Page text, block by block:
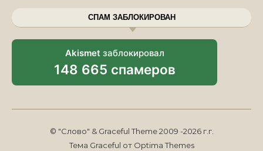
СПАМ ЗАБЛОКИРОВАН
Akismet заблокировал
148 665 спамеров
© "Слово" & Graceful Theme 2009 -2026 г.г.
Тема Graceful от Optima Themes